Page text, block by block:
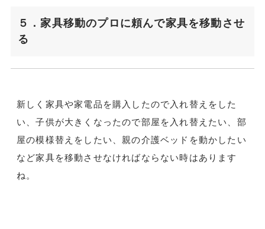
５．家具移動のプロに頼んで家具を移動させ
る
新しく家具や家電品を購入したので入れ替えをした
い、子供が大きくなったので部屋を入れ替えたい、部
屋の模様替えをしたい、親の介護ベッドを動かしたい
など家具を移動させなければならない時はあります
ね。